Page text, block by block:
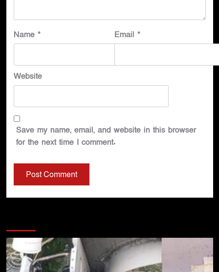
Name * Email *
Website
Save my name, email, and website in this browser
for the next time I comment.